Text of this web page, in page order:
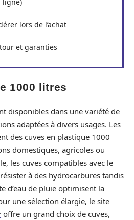
lors de l’achat
et garanties
1000 litres
disponibles dans une variété de
adaptées à divers usages. Les
des cuves en plastique 1000
domestiques, agricoles ou
les cuves compatibles avec le
à des hydrocarbures tandis
d’eau de pluie optimisent la
une sélection élargie, le site
offre un grand choix de cuves,